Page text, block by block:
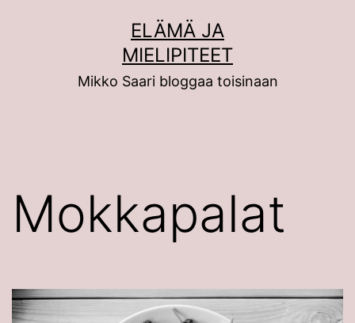
ELÄMÄ JA
MIELIPITEET
Mikko Saari bloggaa toisinaan
Mokkapalat